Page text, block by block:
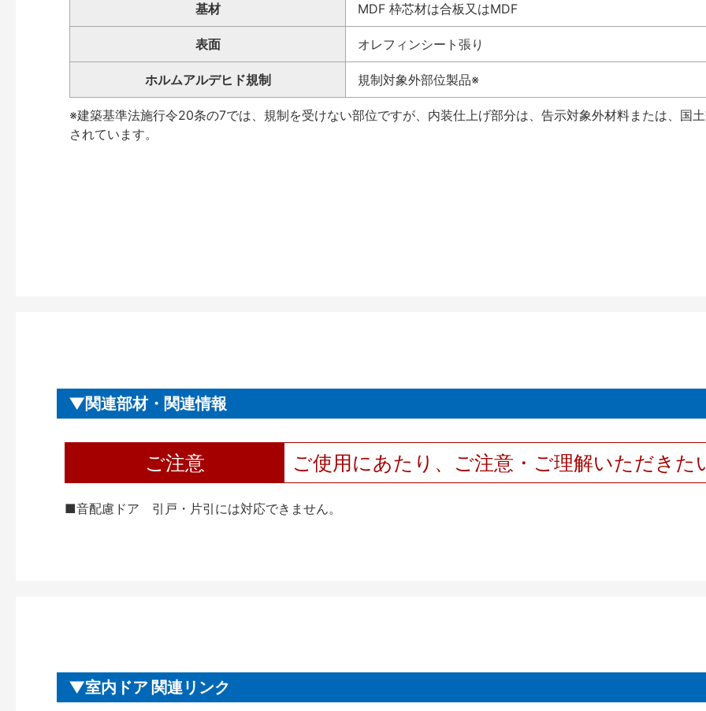
基材 MDF 枠芯材は合板又はMDF
表面 オレフィンシート張り
ホルムアルデヒド規制 規制対象外部位製品※
※建築基準法施行令20条の7では、規制を受けない部位ですが、内装仕上げ部分は、告示対象外材料または
されています。
関連部材・関連情報
ご注意 ご使用にあたり、ご注意・ご理解いただきた
■音配慮ドア 引戸・片引には対応できません。
室内ドア 関連リンク